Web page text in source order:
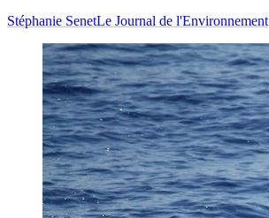
Stéphanie SenetLe Journal de l'Environnement